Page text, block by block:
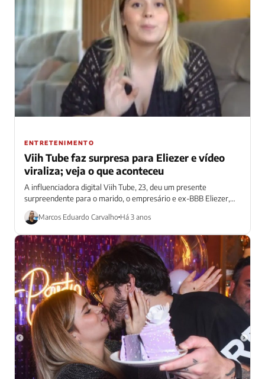
ENTRETENIMENTO
Viih Tube faz surpresa para Eliezer e vídeo
viraliza; veja o que aconteceu
A influenciadora digital Viih Tube, 23, deu um presente
surpreendente para o marido, o empresário e ex-BBB Eliezer,
33, nesta segunda-feira (4)...
Marcos Eduardo Carvalho Há 3 anos